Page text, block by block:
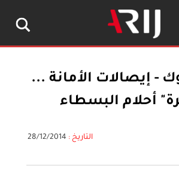
- إيصالات الأمانة ...
أحلام البسطاء
التاريخ :28/12/2014